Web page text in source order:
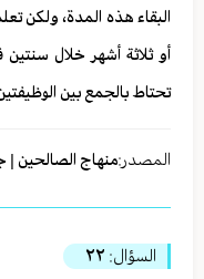
البقاء هذه المدة، ولكن
أو ثلاثة أشهر خلال
تحتاط بالجمع بين
المصدر:منهاج الصالحين |
السؤال: ٢٢